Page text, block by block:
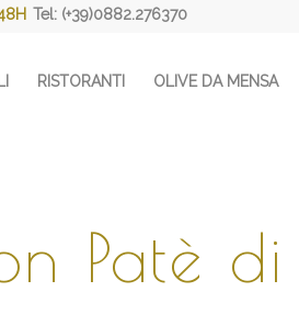
Tel: (+39)0882.276370
RISTORANTI OLIVE DA MENSA
Patè di